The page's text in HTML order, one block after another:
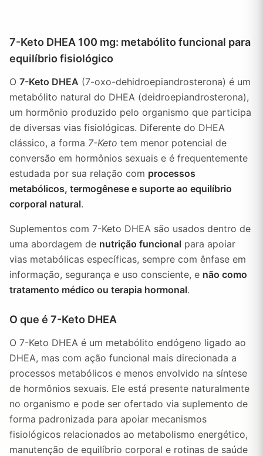
7-Keto DHEA 100 mg: metabólito funcional para
equilíbrio fisiológico
O 7-Keto DHEA (7-oxo-dehidroepiandrosterona) é um
metabólito natural do DHEA (deidroepiandrosterona),
um hormônio produzido pelo organismo que participa
de diversas vias fisiológicas. Diferente do DHEA
clássico, a forma 7-Keto tem menor potencial de
conversão em hormônios sexuais e é frequentemente
estudada por sua relação com processos
metabólicos, termogênese e suporte ao equilíbrio
corporal natural.
Suplementos com 7-Keto DHEA são usados dentro de
uma abordagem de nutrição funcional para apoiar
vias metabólicas específicas, sempre com ênfase em
informação, segurança e uso consciente, e não como
tratamento médico ou terapia hormonal.
O que é 7-Keto DHEA
O 7-Keto DHEA é um metabólito endógeno ligado ao
DHEA, mas com ação funcional mais direcionada a
processos metabólicos e menos envolvido na síntese
de hormônios sexuais. Ele está presente naturalmente
no organismo e pode ser ofertado via suplemento de
forma padronizada para apoiar mecanismos
fisiológicos relacionados ao metabolismo energético,
manutenção de equilíbrio corporal e rotinas de saúde